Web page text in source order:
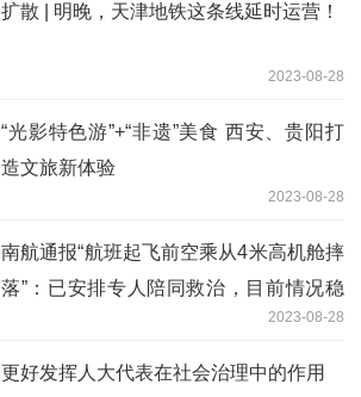
扩散 | 明晚，天津地铁这条线延时运营！
2023-08-28
“光影特色游”+“非遗”美食 西安、贵阳打
造文旅新体验
2023-08-28
南航通报“航班起飞前空乘从4米高机舱摔
落”：已安排专人陪同救治，目前情况稳
2023-08-28
更好发挥人大代表在社会治理中的作用